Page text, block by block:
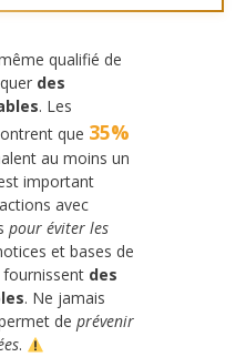
qualifié de
des
. Les
que 35%
au moins un
important
avec
pour éviter les
et bases de
fournissent des
. Ne jamais
de prévenir
.